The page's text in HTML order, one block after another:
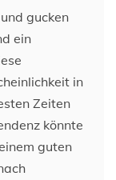
gucken
ein
in
Zeiten
könnte
guten